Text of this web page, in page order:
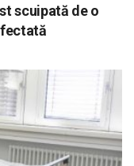
scuipată de o